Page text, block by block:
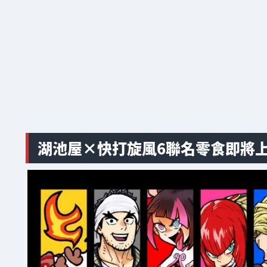
湖池屋×快打旋風6聯名零食即將